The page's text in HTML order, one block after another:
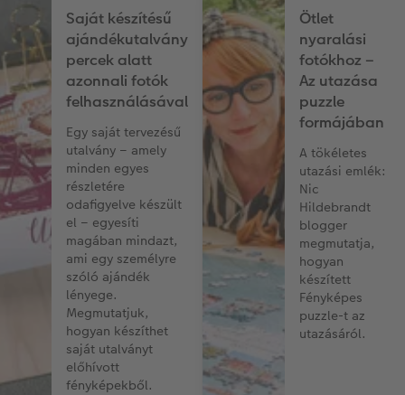
Saját készítésű
ajándékutalvány
percek alatt
azonnali fotók
felhasználásával
Egy saját tervezésű
utalvány – amely
minden egyes
részletére
odafigyelve készült
el – egyesíti
magában mindazt,
ami egy személyre
szóló ajándék
lényege.
Megmutatjuk,
hogyan készíthet
saját utalványt
előhívott
fényképekből.
Ötlet
nyaralási
fotókhoz –
Az utazása
puzzle
formájában
A tökéletes
utazási emlék:
Nic
Hildebrandt
blogger
megmutatja,
hogyan
készített
Fényképes
puzzle-t az
utazásáról.